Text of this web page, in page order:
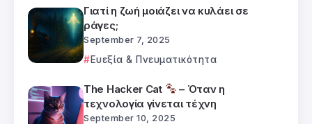
Γιατί η ζωή μοιάζει να κυλάει σε
ράγες;
September 7, 2025
Ευεξία & Πνευματικότητα
The Hacker Cat
– Όταν η
τεχνολογία γίνεται τέχνη
September 10, 2025